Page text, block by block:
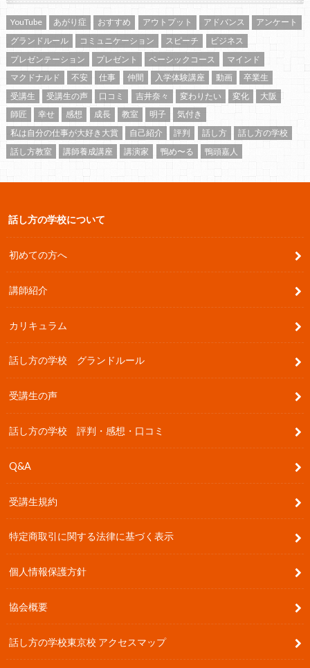
YouTube あがり症 おすすめ アウトプット アドバンス
アンケート
グランドルール
コミュニケーション スピーチ
ビジネス
プレゼンテーション
プレゼント ベーシックコース
マインド
マクドナルド
不安 仕事 仲間 入学体験講座 動画
卒業生
受講生
受講生の声 口コミ 吉井奈々 変わりたい 変化
大阪
師匠
幸せ 感想 成長 教室 明子
気付き
私は自分の仕事が大好き大賞
自己紹介 評判 話し方
話し方の学校
話し方教室
講師養成講座 講演家 鴨め〜る 鴨頭嘉人
話し方の学校について
初めての方へ
講師紹介
カリキュラム
話し方の学校 グランドルール
受講生の声
話し方の学校 評判・感想・口コミ
Q&A
受講生規約
特定商取引に関する法律に基づく表示
個人情報保護方針
協会概要
話し方の学校東京校 アクセスマップ